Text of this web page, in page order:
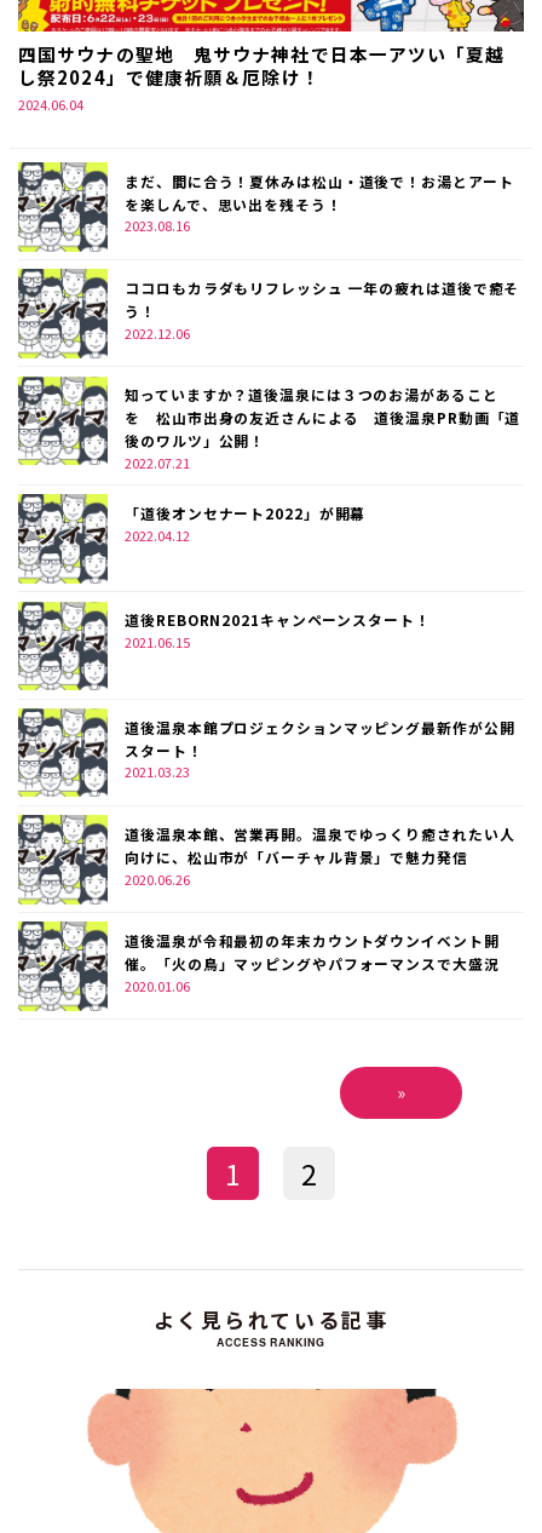
四国サウナの聖地 鬼サウナ神社で日本一アツい「夏越
し祭2024」で健康祈願＆厄除け！
2024.06.04
まだ、間に合う！夏休みは松山・道後で！お湯とアート
を楽しんで、思い出を残そう！
2023.08.16
ココロもカラダもリフレッシュ 一年の疲れは道後で癒そ
う！
2022.12.06
知っていますか？道後温泉には３つのお湯があること
を 松山市出身の友近さんによる 道後温泉PR動画「道
後のワルツ」公開！
2022.07.21
「道後オンセナート2022」が開幕
2022.04.12
道後REBORN2021キャンペーンスタート！
2021.06.15
道後温泉本館プロジェクションマッピング最新作が公開
スタート！
2021.03.23
道後温泉本館、営業再開。温泉でゆっくり癒されたい人
向けに、松山市が「バーチャル背景」で魅力発信
2020.06.26
道後温泉が令和最初の年末カウントダウンイベント開
催。「火の鳥」マッピングやパフォーマンスで大盛況
2020.01.06
1 2
»
よく見られている記事
ACCESS RANKING